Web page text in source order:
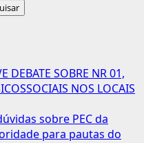
DEBATE SOBRE NR 01,
NOS LOCAIS
sobre PEC da
para pautas do